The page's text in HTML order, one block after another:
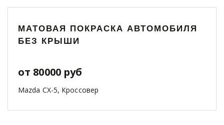
МАТОВАЯ ПОКРАСКА АВТОМОБИЛЯ
БЕЗ КРЫШИ
от 80000 руб
Mazda CX-5, Кроссовер